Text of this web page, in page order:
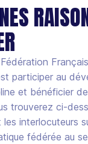
en para-
Bien-Être
en situation de
participer au
et bénéficier
trouverez ci-
interlocuteurs
fédérée au